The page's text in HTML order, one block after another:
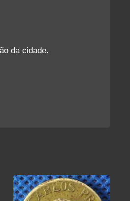
da cidade.